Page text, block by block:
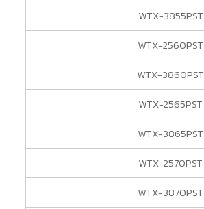
WTX-3855PST
WTX-2560PST
WTX-3860PST
WTX-2565PST
WTX-3865PST
WTX-2570PST
WTX-3870PST